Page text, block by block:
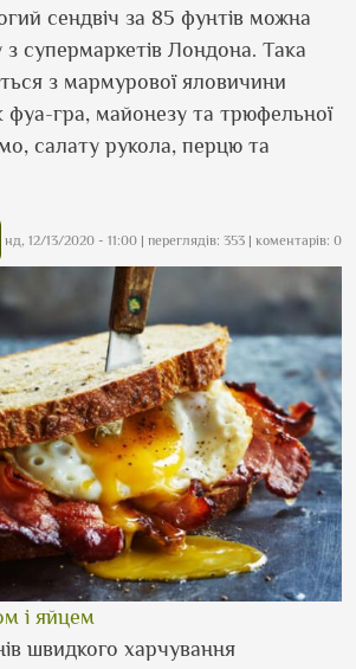
сендвіч за 85 фунтів можна
супермаркетів Лондона. Така
з мармурової яловичини
фуа-гра, майонезу та трюфельної
мо, салату рукола, перцю та
нд, 12/13/2020 - 11:00 | переглядів: 353 | коментарів: 0
і яйцем
швидкого харчування